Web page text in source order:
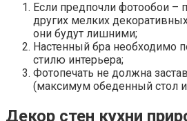
Если предпочли фотообои –
других мелких
они будут лишними;
Настенный бра необходимо
стилю интерьера;
Фотопечать не должна
(максимум обеденный стол и
Декор стен кухни